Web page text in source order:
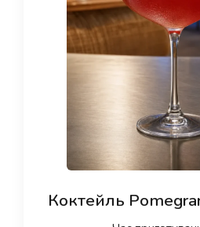
Коктейль